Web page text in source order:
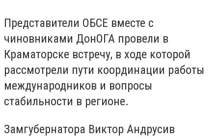
Представители ОБСЕ вместе с
чиновниками ДонОГА провели в
Краматорске встречу, в ходе которой
рассмотрели пути координации работы
международников и вопросы
стабильности в регионе.
Замгубернатора Виктор Андрусив